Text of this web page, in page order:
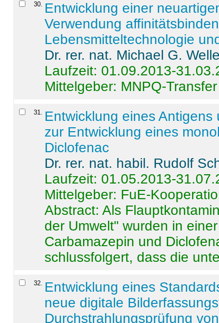
30. Entwicklung einer
Verwendung
Lebensmitteltechnologie
Dr. rer. nat. Michael G.
Laufzeit: 01.09.2013-
Mittelgeber: MNPQ-Transfer
31. Entwicklung eines
zur Entwicklung eines
Diclofenac
Dr. rer. nat. habil. Rudolf
Laufzeit: 01.05.2013-
Mittelgeber: FuE-
Abstract:Als
der Umwelt" wurden in
Carbamazepin und
schlussfolgert, dass die
32. Entwicklung eines
neue digitale
Durchstrahlungsprüfung